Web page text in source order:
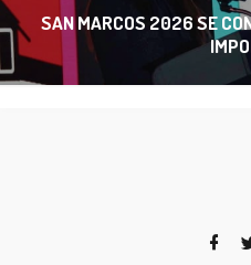
SAN MARCOS 2026 SE